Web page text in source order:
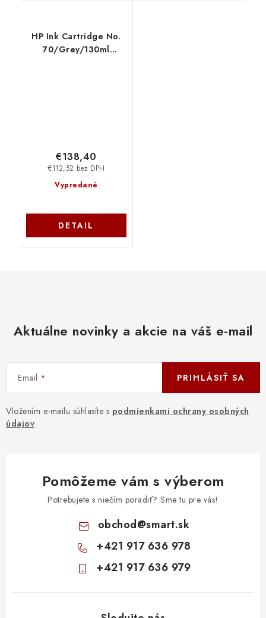
HP Ink Cartridge No.
70/Grey/130ml
Vypredané
€112,52 bez DPH
€138,40
DETAIL
Aktuálne novinky a akcie na váš e-mail
Email
Vložením e-mailu súhlasíte s podmienkami ochrany osobných
údajov
PRIHLÁSIŤ SA
Pomôžeme vám s výberom
Potrebujete s niečím poradiť? Sme tu pre vás!
obchod@smart.sk
+421 917 636 978
+421 917 636 979